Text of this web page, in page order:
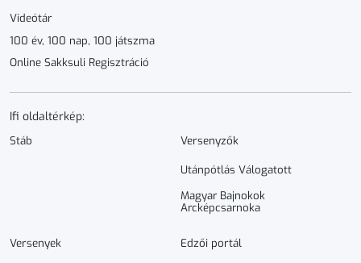
Videótár
100 év, 100 nap, 100 játszma
Online Sakksuli Regisztráció
Ifi oldaltérkép:
Stáb Versenyzők
Utánpótlás Válogatott
Magyar Bajnokok
Arcképcsarnoka
Versenyek Edzői portál